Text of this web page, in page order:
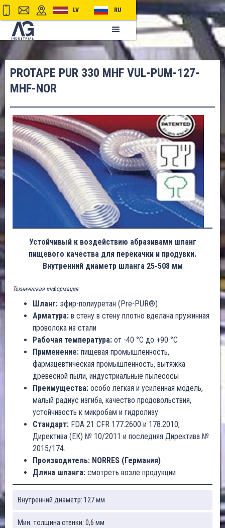
LV RU
PROTAPE PUR 330 MHF VUL-PUM-127-
MHF-NOR
Устойчивый к воздействию абразивами шланг
пищевого качества для перекачки и продувки.
Внутренний диаметр шланга 25-508 мм
Техническая информация
Шланг: эфир-полиуретан (Pre-PUR®)
Арматура: в стену в стену плотно вделана пружинная
проволока из стали
Рабочая температура: от -40 °C до +90 °C
Применение: пищевая промышленность,
фармацевтическая промышленность, вытяжка
древесной пыли, индустриальные пылесосы
Преимущества: особо легкая и усиленная модель,
малый радиус изгиба, качество продовольствия,
устойчивость к микробам и гидролизу
Стандарт: FDA 21 CFR 177.2600 и 178.2010,
Директива (ЕК) № 10/2011 и последняя Директива №
2015/174.
Производитель: NORRES (Германия)
Длина шланга: смотреть возле продукции
Внутренний диаметр: 127 мм
Мин. толщина стенки: 0,6 мм